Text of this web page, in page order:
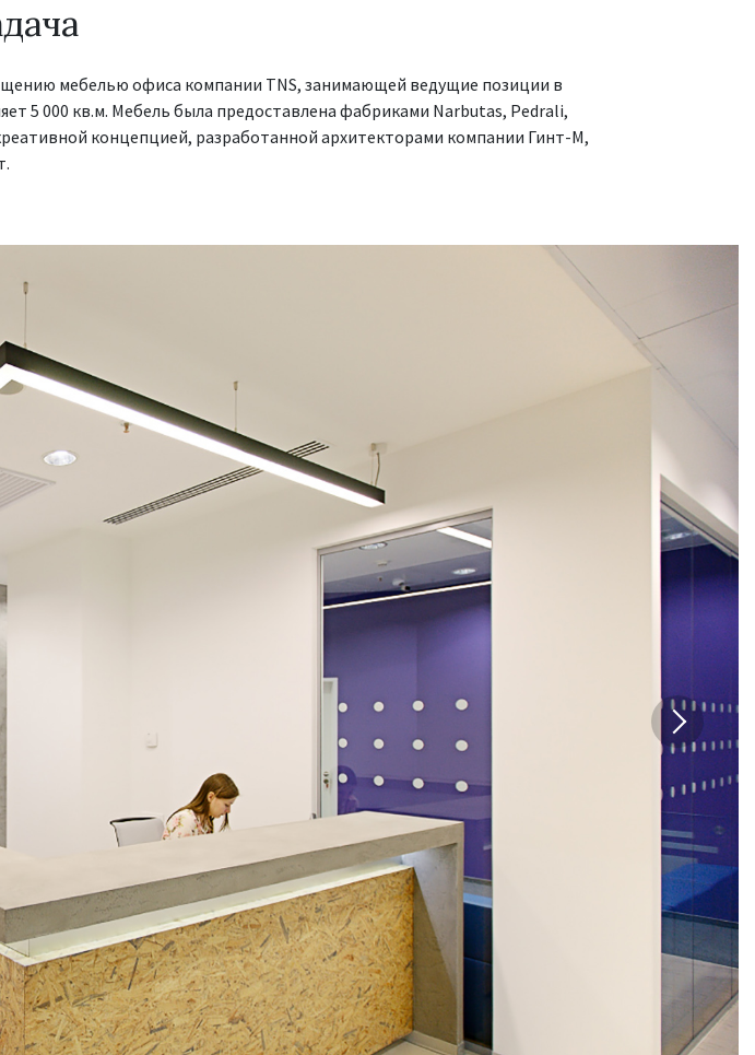
мебелью офиса компании TNS, занимающей ведущие позиции в
5 000 кв.м. Мебель была предоставлена фабриками Narbutas, Pedrali,
концепцией, разработанной архитекторами компании Гинт-М,